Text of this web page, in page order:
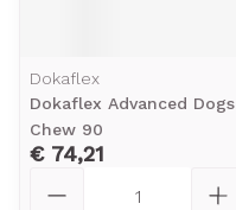
Dokaflex
Dokaflex Advanced Dogs
Chew 90
€ 74,21